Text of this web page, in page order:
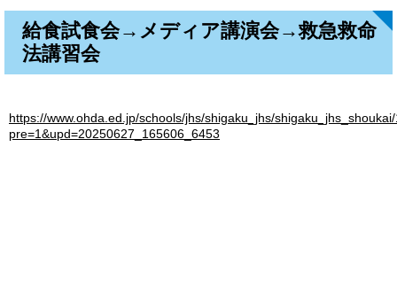
校
位
置：給食試食会→メディア講演会→救急救命
法講習会
https://www.ohda.ed.jp/schools/jhs/shigaku_jhs/
pre=1&upd=20250627_165606_6453